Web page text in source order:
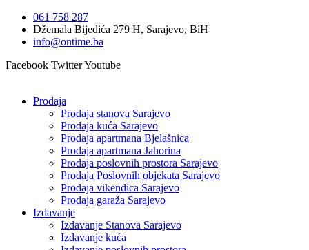
sadržaj
061 758 287
Džemala Bijedića 279 H, Sarajevo, BiH
info@ontime.ba
Facebook TwitterYoutube
Prodaja
Prodaja stanova Sarajevo
Prodaja kuća Sarajevo
Prodaja apartmana Bjelašnica
Prodaja apartmana Jahorina
Prodaja poslovnih prostora Sarajevo
Prodaja Poslovnih objekata Sarajevo
Prodaja vikendica Sarajevo
Prodaja garaža Sarajevo
Izdavanje
Izdavanje Stanova Sarajevo
Izdavanje kuća